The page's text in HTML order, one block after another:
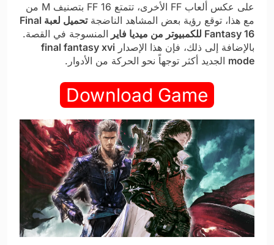
على عكس ألعاب FF الأخرى، تتمتع FF 16 بتصنيف M من
مع هذا، توقع رؤية بعض المشاهد الناضجة
تحميل لعبة Final
Fantasy 16 للكمبيوتر من ميديا فاير
المنسوجة في القصة.
بالإضافة إلى ذلك، فإن هذا الإصدار final fantasy xvi
mode الجديد أكثر توجهاً نحو الحركة من الأدوار.
Download Game